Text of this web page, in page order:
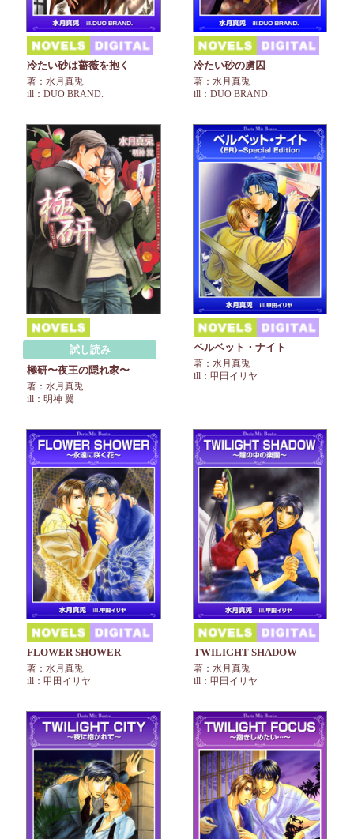
冷たい砂は薔薇を抱く
著：水月真兎
ill：DUO BRAND.
冷たい砂の虜囚
著：水月真兎
ill：DUO BRAND.
試し読み
極研〜夜王の隠れ家〜
著：水月真兎
ill：明神 翼
ベルベット・ナイト
著：水月真兎
ill：甲田イリヤ
FLOWER SHOWER
著：水月真兎
ill：甲田イリヤ
TWILIGHT SHADOW
著：水月真兎
ill：甲田イリヤ